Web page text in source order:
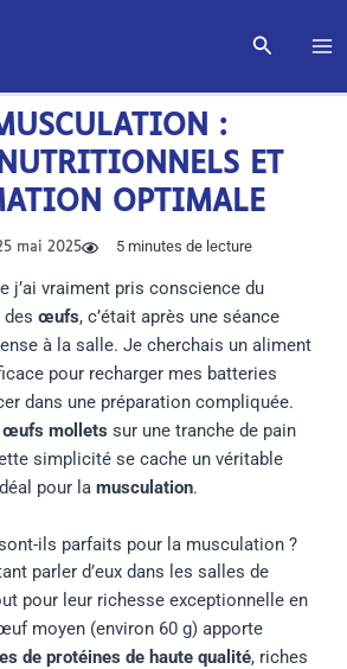
:
ET
OPTIMALE
mai 2025 5minutes de lecture
j’ai vraiment pris conscience du
œufs, c’était après une séance
à la salle. Je cherchais un aliment
pour recharger mes batteries
dans une préparation compliquée.
œufs mollets sur une tranche de pain
simplicité se cache un véritable
pour la musculation.
ils parfaits pour la musculation ?
parler d’eux dans les salles de
pour leur richesse exceptionnelle en
moyen (environ 60 g) apporte
de protéines de haute qualité, riches